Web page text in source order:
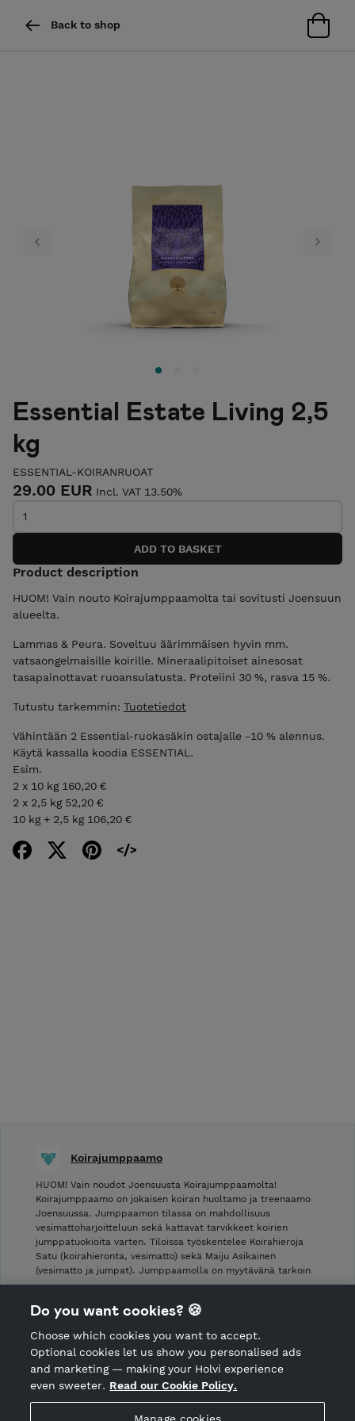
Back to shop
Previous Next
Essential Estate Living 2,5
kg
ESSENTIAL-KOIRANRUOAT
29.00 EUR Incl. VAT 13.50%
Product description
HUOM! Vain nouto Koirajumppaamolta tai sovitusti Joensuun
alueelta.
Lammas & Peura. Soveltuu äärimmäisen hyvin mm.
vatsaongelmaisille koirille. Mineraalipitoiset ainesosat
tasapainottavat ruoansulatusta. Proteiini 30 %, rasva 15 %.
Tutustu tarkemmin: Tuotetiedot
Vähintään 2 Essential-ruokasäkin ostajalle -10 % alennus.
Käytä kassalla koodia ESSENTIAL.
Esim.
2 x 10 kg 160,20 €
2 x 2,5 kg 52,20 €
10 kg + 2,5 kg 106,20 €
Hosted by Holvi
Koirajumppaamo
HUOM! Vain noudot Joensuusta Koirajumppaamolta!
Koirajumppaamo on jokaisen koiran huoltamo ja treenaamo
Joensuussa. Jumppaamon tilassa on mahdollisuus
vesimattoharjoitteluun sekä kattavat tarvikkeet koirien
jumppatuokioita varten. Tiloissa työskentelee Koirahieroja
Satu (koirahieronta, vesimatto) sekä Maiju Asikainen
(vesimatto ja jumpat). Jumppaamolla on myytävänä tarkoin
…
Shop Terms and Conditions
CANCEL ORDER
Do you want cookies? 🍪
Choose which cookies you want to accept.
Optional cookies let us show you personalised ads
and marketing — making your Holvi experience
even sweeter. Read our Cookie Policy.